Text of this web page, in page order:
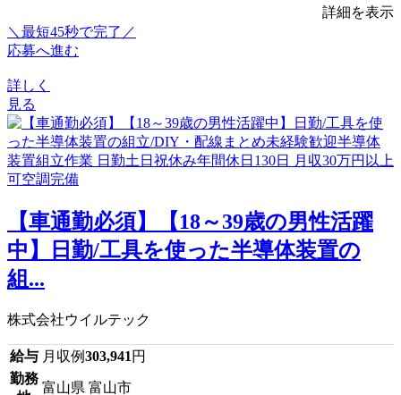
詳細を表示
＼最短45秒で完了／
応募へ進む
詳しく
見る
【車通勤必須】【18～39歳の男性活躍
中】日勤/工具を使った半導体装置の
組...
株式会社ウイルテック
給与 月収例303,941 円
勤務
富山県 富山市